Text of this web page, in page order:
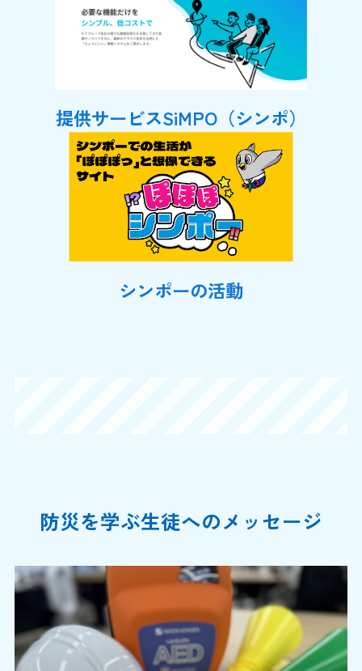
提供サービスSiMPO（シンポ）
シンポーの活動
防災を学ぶ生徒へのメッセージ